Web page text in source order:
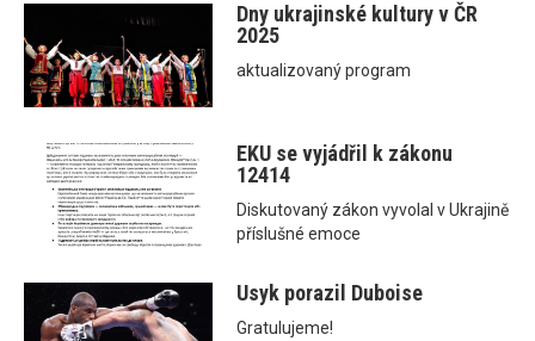
Dny ukrajinské kultury v ČR
2025
aktualizovaný program
EKU se vyjádřil k zákonu
12414
Diskutovaný zákon vyvolal v Ukrajině
příslušné emoce
Usyk porazil Duboise
Gratulujeme!